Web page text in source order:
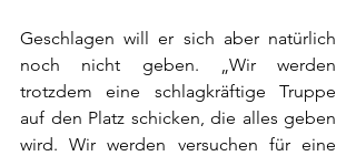
Geschlagen will er sich aber natürlich
noch nicht geben. „Wir werden
trotzdem eine schlagkräftige Truppe
auf den Platz schicken, die alles geben
wird. Wir werden versuchen für eine